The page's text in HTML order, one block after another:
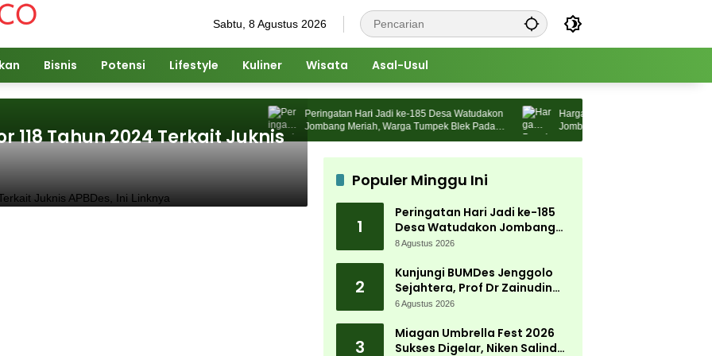
Sabtu, 8 Agustus 2026
Bisnis Potensi Lifestyle Kuliner Wisata Asal-Usul
Peringatan Hari Jadi ke-185 Desa Watudakon
Jombang Meriah, Warga Tumpek Blek Padati
Karnaval Budaya
Harga Pupuk Naik, Pemdes
Jombang Cari Solusi Lewat Kajian
118 Tahun 2024 Terkait Juknis
Populer Minggu Ini
1
Peringatan Hari Jadi ke-185
Desa Watudakon Jombang
Meriah, Warga Tumpek Blek
8 Agustus 2026
2
Kunjungi BUMDes Jenggolo
Sejahtera, Prof Dr Zainudin
Maliki: Kita Wujudkan
Potensi Desa
6 Agustus 2026
3
Miagan Umbrella Fest 2026
Sukses Digelar, Niken Salindry